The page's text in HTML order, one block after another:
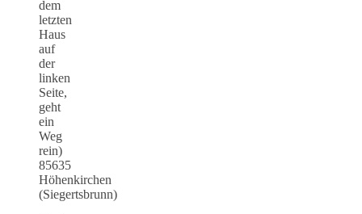
dem
letzten
Haus
auf
der
linken
Seite,
geht
ein
Weg
rein)
85635
Höhenkirchen
(Siegertsbrunn)